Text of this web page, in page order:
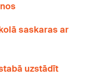
saskaras ar
uzstādīt